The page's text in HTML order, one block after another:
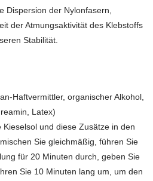
Dispersion der Nylonfasern,
der Atmungsaktivität des Klebstoffs
Stabilität.
Haftvermittler, organischer Alkohol,
Latex)
und diese Zusätze in den
Sie gleichmäßig, führen Sie
für 20 Minuten durch, geben Sie
Sie 10 Minuten lang um, um den